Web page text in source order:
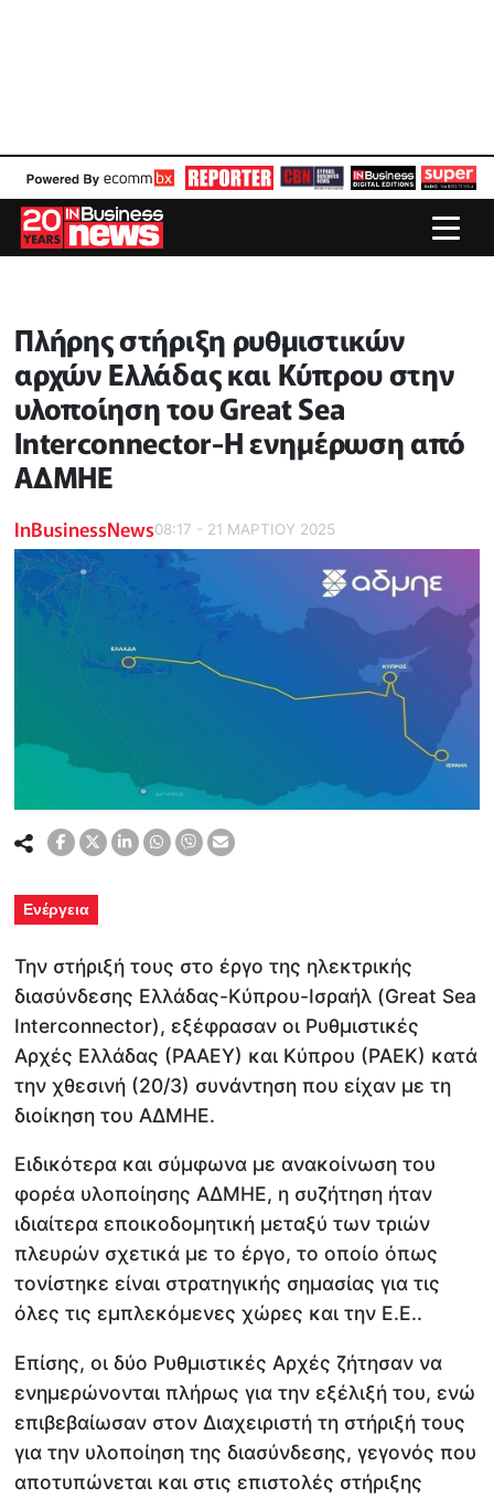
Πλήρης στήριξη ρυθμιστικών
αρχών Ελλάδας και Κύπρου στην
υλοποίηση του Great Sea
Interconnector-Η ενημέρωση από
ΑΔΜΗΕ
InBusinessNews08:17 - 21 ΜΑΡΤΙΟΥ 2025
Ενέργεια
Την στήριξή τους στο έργο της ηλεκτρικής
διασύνδεσης Ελλάδας-Κύπρου-Ισραήλ (Great Sea
Interconnector), εξέφρασαν οι Ρυθμιστικές
Αρχές Ελλάδας (ΡΑΑΕΥ) και Κύπρου (ΡΑΕΚ) κατά
την χθεσινή (20/3) συνάντηση που είχαν με τη
διοίκηση του ΑΔΜΗΕ.
Ειδικότερα και σύμφωνα με ανακοίνωση του
φορέα υλοποίησης ΑΔΜΗΕ, η συζήτηση ήταν
ιδιαίτερα εποικοδομητική μεταξύ των τριών
πλευρών σχετικά με το έργο, το οποίο όπως
τονίστηκε είναι στρατηγικής σημασίας για τις
όλες τις εμπλεκόμενες χώρες και την Ε.Ε..
Επίσης, οι δύο Ρυθμιστικές Αρχές ζήτησαν να
ενημερώνονται πλήρως για την εξέλιξή του, ενώ
επιβεβαίωσαν στον Διαχειριστή τη στήριξή τους
για την υλοποίηση της διασύνδεσης, γεγονός που
αποτυπώνεται και στις επιστολές στήριξης